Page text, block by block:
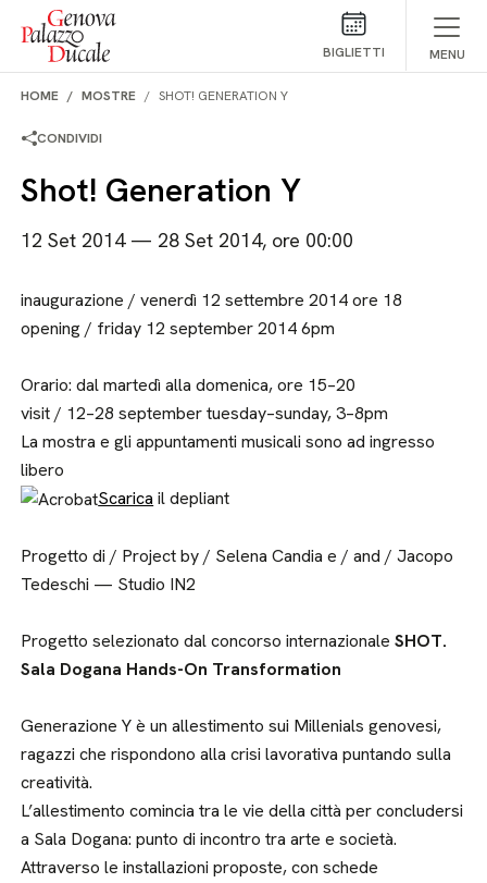
Salta al contenuto
BIGLIETTI MENU
HOME MOSTRE SHOT! GENERATION Y
CONDIVIDI
Shot! Generation Y
12 Set 2014 — 28 Set 2014, ore 00:00
inaugurazione / venerdì 12 settembre 2014 ore 18
opening / friday 12 september 2014 6pm
Orario: dal martedì alla domenica, ore 15–20
visit / 12–28 september tuesday–sunday, 3–8pm
La mostra e gli appuntamenti musicali sono ad ingresso
libero
Scarica il depliant
Progetto di / Project by / Selena Candia e / and / Jacopo
Tedeschi — Studio IN2
Progetto selezionato dal concorso internazionaleSHOT.
Sala Dogana Hands-On Transformation
Generazione Y è un allestimento sui Millenials genovesi,
ragazzi che rispondono alla crisi lavorativa puntando sulla
creatività.
L’allestimento comincia tra le vie della città per concludersi
a Sala Dogana: punto di incontro tra arte e società.
Attraverso le installazioni proposte, con schede